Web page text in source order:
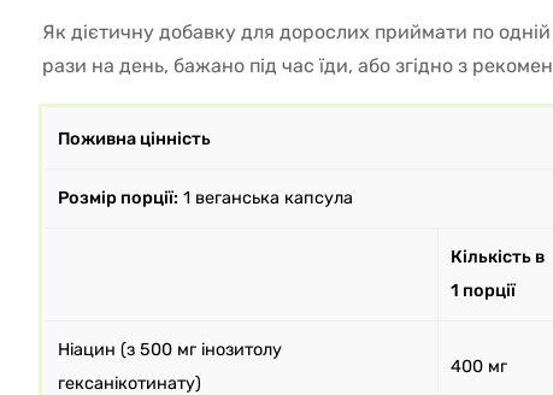
Як дієтичну добавку для дорослих приймати по одній
рази на день, бажано під час їди, або згідно з
Поживна цінність
Розмір порції: 1 веганська капсула
Кількість в
1 порції
Ніацин (з 500 мг інозитолу
гексанікотинату)
400 мг